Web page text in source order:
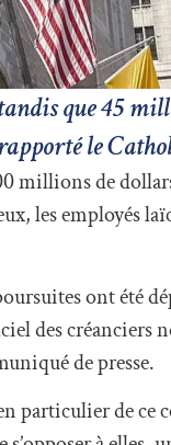
que 45
le
millions de
les employés
ont été
des créanciers
de presse.
particulier de ce